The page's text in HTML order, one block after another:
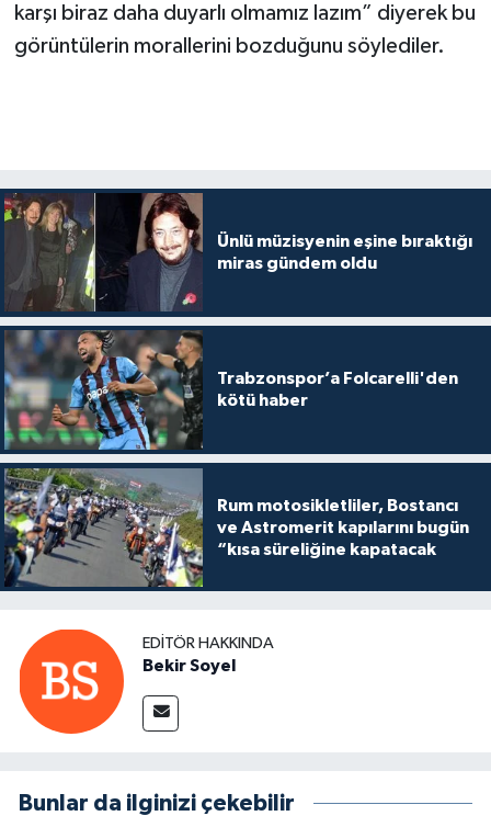
karşı biraz daha duyarlı olmamız lazım” diyerek bu
görüntülerin morallerini bozduğunu söylediler.
Ünlü müzisyenin eşine bıraktığı
miras gündem oldu
Trabzonspor’a Folcarelli'den
kötü haber
Rum motosikletliler, Bostancı
ve Astromerit kapılarını bugün
“kısa süreliğine kapatacak
EDITÖR HAKKINDA
Bekir Soyel
Bunlar da ilginizi çekebilir